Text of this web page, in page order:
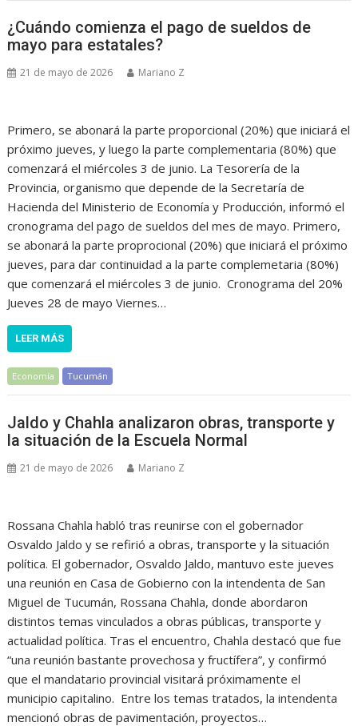
¿Cuándo comienza el pago de sueldos de
mayo para estatales?
21 de mayo de 2026 Mariano Z
Primero, se abonará la parte proporcional (20%) que iniciará el
próximo jueves, y luego la parte complementaria (80%) que
comenzará el miércoles 3 de junio. La Tesorería de la
Provincia, organismo que depende de la Secretaría de
Hacienda del Ministerio de Economía y Producción, informó el
cronograma del pago de sueldos del mes de mayo. Primero,
se abonará la parte proprocional (20%) que iniciará el próximo
jueves, para dar continuidad a la parte complemetaria (80%)
que comenzará el miércoles 3 de junio. Cronograma del 20%
Jueves 28 de mayo Viernes…
LEER MÁS
Economía Tucumán
Jaldo y Chahla analizaron obras, transporte y
la situación de la Escuela Normal
21 de mayo de 2026 Mariano Z
Rossana Chahla habló tras reunirse con el gobernador
Osvaldo Jaldo y se refirió a obras, transporte y la situación
política. El gobernador, Osvaldo Jaldo, mantuvo este jueves
una reunión en Casa de Gobierno con la intendenta de San
Miguel de Tucumán, Rossana Chahla, donde abordaron
distintos temas vinculados a obras públicas, transporte y
actualidad política. Tras el encuentro, Chahla destacó que fue
“una reunión bastante provechosa y fructífera”, y confirmó
que el mandatario provincial visitará próximamente el
municipio capitalino. Entre los temas tratados, la intendenta
mencionó obras de pavimentación, proyectos…